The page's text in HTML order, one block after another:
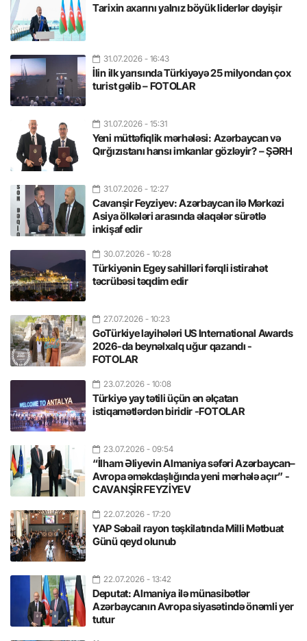
Tarixin axarını yalnız böyük liderlər dəyişir
31.07.2026 - 16:43
İlin ilk yarısında Türkiyəyə 25 milyondan çox
turist gəlib – FOTOLAR
31.07.2026 - 15:31
Yeni müttəfiqlik mərhələsi: Azərbaycan və
Qırğızıstanı hansı imkanlar gözləyir? – ŞƏRH
31.07.2026 - 12:27
Cavanşir Feyziyev: Azərbaycan ilə Mərkəzi
Asiya ölkələri arasında əlaqələr sürətlə
inkişaf edir
30.07.2026 - 10:28
Türkiyənin Egey sahilləri fərqli istirahət
təcrübəsi təqdim edir
27.07.2026 - 10:23
GoTürkiye layihələri US International Awards
2026-da beynəlxalq uğur qazandı -
FOTOLAR
23.07.2026 - 10:08
Türkiyə yay tətili üçün ən əlçatan
istiqamətlərdən biridir -FOTOLAR
23.07.2026 - 09:54
“İlham Əliyevin Almaniya səfəri Azərbaycan–
Avropa əməkdaşlığında yeni mərhələ açır” -
CAVANŞİR FEYZİYEV
22.07.2026 - 17:20
YAP Səbail rayon təşkilatında Milli Mətbuat
Günü qeyd olunub
22.07.2026 - 13:42
Deputat: Almaniya ilə münasibətlər
Azərbaycanın Avropa siyasətində önəmli yer
tutur